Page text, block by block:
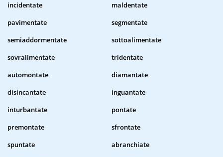
incidentate
maldentate
pavimentate
segmentate
semiaddormentate
sottoalimentate
sovralimentate
tridentate
automontate
diamantate
disincantate
inguantate
inturbantate
pontate
premontate
sfrontate
spuntate
abranchiate